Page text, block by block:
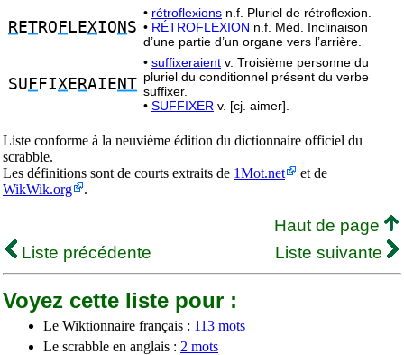
RETRO F LEXIO N S
• rétroflexions n.f. Pluriel de rétroflexion.
• RÉTROFLEXION n.f. Méd. Inclinaison
d’une partie d’un organe vers l’arrière.
SU F FIXE RAIE NT
• suffixeraient v. Troisième personne du
pluriel du conditionnel présent du verbe
suffixer.
• SUFFIXER v. [cj. aimer].
Liste conforme à la neuvième édition du dictionnaire officiel du
scrabble.
Les définitions sont de courts extraits de 1Mot.net
et de
WikWik.org
.
Haut de page
Liste précédente
Liste suivante
Voyez cette liste pour :
Le Wiktionnaire français : 113 mots
Le scrabble en anglais : 2 mots